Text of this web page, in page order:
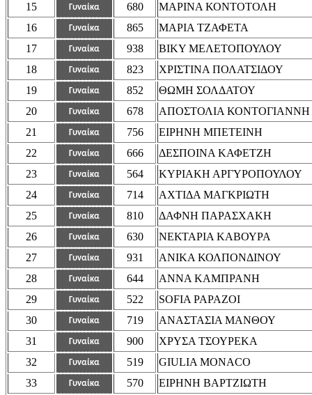
15
Γυναίκα 680
ΜΑΡΙΝΑ ΚΟΝΤΟΤΟΛΗ
16
Γυναίκα 865
ΜΑΡΙΑ ΤΖΑΦΕΤΑ
17
Γυναίκα 938
ΒΙΚΥ ΜΕΛΕΤΟΠΟΥΛΟΥ
18
Γυναίκα 823
ΧΡΙΣΤΙΝΑ ΠΟΛΑΤΣΙΔΟΥ
19
Γυναίκα 852
ΘΩΜΗ ΣΟΛΔΑΤΟΥ
20
Γυναίκα 678
AΠΟΣΤΟΛΙΑ ΚΟΝΤΟΓΙΑΝΝΗ
21
Γυναίκα 756
ΕΙΡΗΝΗ ΜΠΕΤΕΙΝΗ
22
Γυναίκα 666
ΔΕΣΠΟΙΝΑ ΚΑΦΕΤΖΗ
23
Γυναίκα 564
ΚΥΡΙΑΚΗ ΑΡΓΥΡΟΠΟΥΛΟΥ
24
Γυναίκα 714
ΑΧΤΙΔΑ ΜΑΓΚΡΙΩΤΗ
25
Γυναίκα 810
ΔΑΦΝΗ ΠΑΡΑΣΧΑΚΗ
26
Γυναίκα 630
ΝΕΚΤΑΡΙΑ ΚΑΒΟΥΡΑ
27
Γυναίκα 931
ΑΝΙΚΑ ΚΟΛΠΟΝΔΙΝΟΥ
28
Γυναίκα 644
ΑΝΝΑ ΚΑΜΠΡΑΝΗ
29
Γυναίκα 522
SOFIA PAPAZOI
30
Γυναίκα 719
ΑΝΑΣΤΑΣΙΑ ΜΑΝΘΟΥ
31
Γυναίκα 900
ΧΡΥΣΑ ΤΣΟΥΡΕΚΑ
32
Γυναίκα 519
GIULIA MONACO
33
Γυναίκα 570
ΕΙΡΗΝΗ ΒΑΡΤΖΙΩΤΗ